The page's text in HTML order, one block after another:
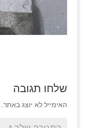
שלחו תגובה
האימייל לא יוצג באתר.